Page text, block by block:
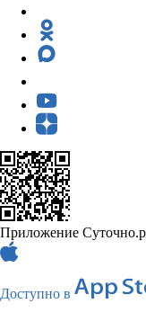
Приложение
Доступно в